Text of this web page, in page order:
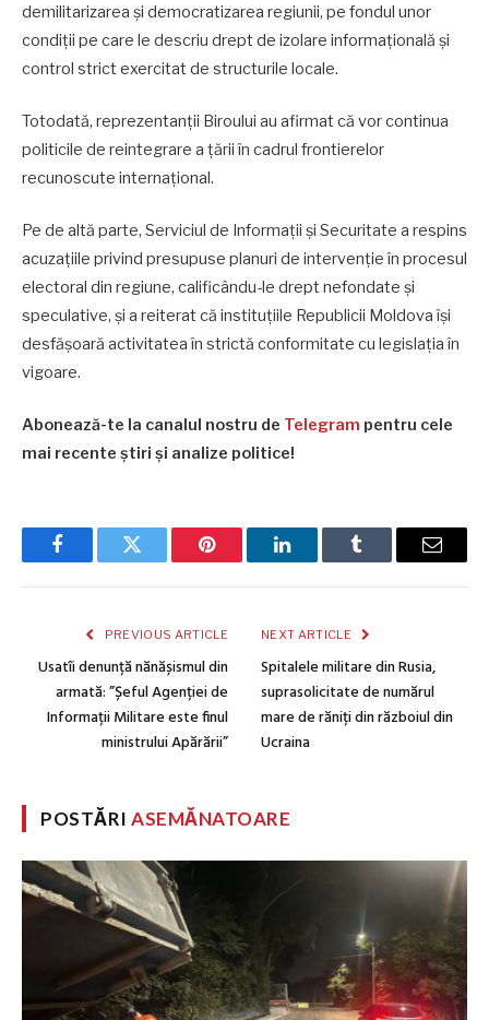
demilitarizarea și democratizarea regiunii, pe fondul unor
condiții pe care le descriu drept de izolare informațională și
control strict exercitat de structurile locale.
Totodată, reprezentanții Biroului au afirmat că vor continua
politicile de reintegrare a țării în cadrul frontierelor
recunoscute internațional.
Pe de altă parte, Serviciul de Informații și Securitate a respins
acuzațiile privind presupuse planuri de intervenție în procesul
electoral din regiune, calificându-le drept nefondate și
speculative, și a reiterat că instituțiile Republicii Moldova își
desfășoară activitatea în strictă conformitate cu legislația în
vigoare.
Abonează-te la canalul nostru de Telegram pentru cele
mai recente știri și analize politice!
FacebookTwitter Pinterest LinkedInTumblr Email
PREVIOUS ARTICLE
Usatîi denunță nănășismul din
armată: ”Șeful Agenției de
Informații Militare este finul
ministrului Apărării”
NEXT ARTICLE
Spitalele militare din Rusia,
suprasolicitate de numărul
mare de răniți din războiul din
Ucraina
POSTĂRIASEMĂNATOARE